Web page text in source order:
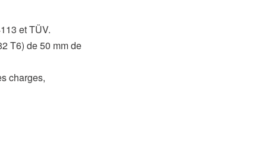
et TÜV.
T6) de 50 mm de
charges,